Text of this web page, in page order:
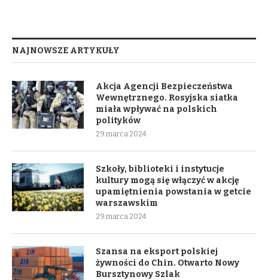
NAJNOWSZE ARTYKUŁY
Akcja Agencji Bezpieczeństwa
Wewnętrznego. Rosyjska siatka
miała wpływać na polskich
polityków
29 marca 2024
Szkoły, biblioteki i instytucje
kultury mogą się włączyć w akcję
upamiętnienia powstania w getcie
warszawskim
29 marca 2024
Szansa na eksport polskiej
żywności do Chin. Otwarto Nowy
Bursztynowy Szlak